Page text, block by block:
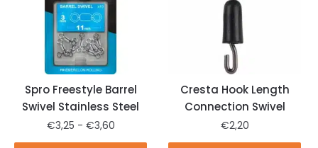
Spro Freestyle Barrel
Swivel Stainless Steel
€3,25 - €3,60
Cresta Hook Length
Connection Swivel
€2,20